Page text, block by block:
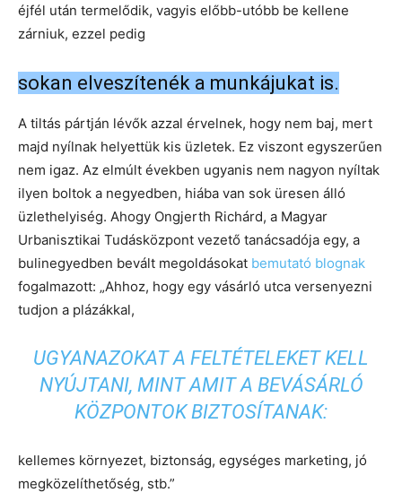
éjfél után termelődik, vagyis előbb-utóbb be kellene
zárniuk, ezzel pedig
sokan elveszítenék a munkájukat is.
A tiltás pártján lévők azzal érvelnek, hogy nem baj, mert
majd nyílnak helyettük kis üzletek. Ez viszont egyszerűen
nem igaz. Az elmúlt években ugyanis nem nagyon nyíltak
ilyen boltok a negyedben, hiába van sok üresen álló
üzlethelyiség. Ahogy Ongjerth Richárd, a Magyar
Urbanisztikai Tudásközpont vezető tanácsadója egy, a
bulinegyedben bevált megoldásokat bemutató blognak
fogalmazott: „Ahhoz, hogy egy vásárló utca versenyezni
tudjon a plázákkal,
UGYANAZOKAT A FELTÉTELEKET KELL
NYÚJTANI, MINT AMIT A BEVÁSÁRLÓ
KÖZPONTOK BIZTOSÍTANAK:
kellemes környezet, biztonság, egységes marketing, jó
megközelíthetőség, stb.”